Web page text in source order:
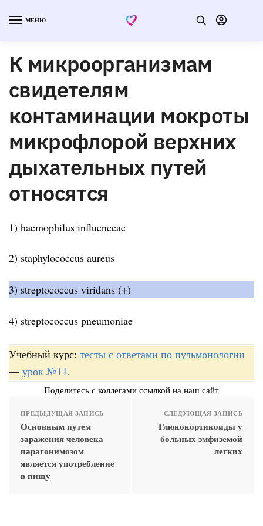
МЕНЮ
К микроорганизмам
свидетелям
контаминации мокроты
микрофлорой верхних
дыхательных путей
относятся
1) haemophilus influenceae
2) staphylococcus aureus
3) streptococcus viridans (+)
4) streptococcus pneumoniae
Учебный курс: тесты с ответами по пульмонологии
— урок №11.
Поделитесь с коллегами ссылкой на наш сайт
ПРЕДЫДУЩАЯ ЗАПИСЬ
Основным путем
заражения человека
парагонимозом
является употребление
в пищу
СЛЕДУЮЩАЯ ЗАПИСЬ
Глюкокортикоиды у
больных эмфиземой
легких